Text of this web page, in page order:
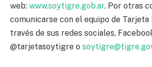
web: www.soytigre.gob.ar. Por otras
comunicarse con el equipo de Tarjeta
través de sus redes sociales,
@tarjetasoytigre o